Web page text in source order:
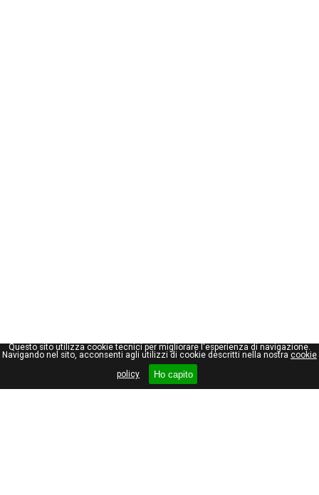
Questo sito utilizza cookie tecnici per migliorare l'esperienza di navigazione.
Navigando nel sito, acconsenti agli utilizzi di cookie descritti nella nostra cookie
policy
Ho capito